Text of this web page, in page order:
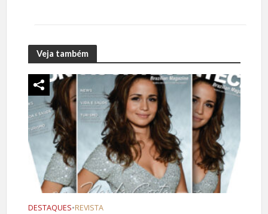
Veja também
DESTAQUES•REVISTA